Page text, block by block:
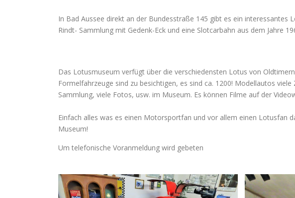
In Bad Aussee direkt an der Bundesstraße 145 gibt es ein
Rindt- Sammlung mit Gedenk-Eck und eine Slotcarbahn aus dem Jahre
Das Lotusmuseum verfügt über die verschiedensten Lotus von
Formelfahrzeuge sind zu besichtigen, es sind ca. 1200! Modellautos
Sammlung, viele Fotos, usw. im Museum. Es können Filme auf der
Einfach alles was es einen Motorsportfan und vor allem einen Lotusfan
Museum!
Um telefonische Voranmeldung wird gebeten